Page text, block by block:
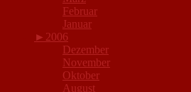
Februar
Januar
► 2006
Dezember
November
Oktober
August